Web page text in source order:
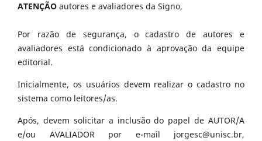
ATENÇÃO autores e avaliadores da Signo,
Por razão de segurança, o cadastro de autores e
avaliadores está condicionado à aprovação da equipe
editorial.
Inicialmente, os usuários devem realizar o cadastro no
sistema como leitores/as.
Após, devem solicitar a inclusão do papel de AUTOR/A
e/ou AVALIADOR por e-mail jorgesc@unisc.br,